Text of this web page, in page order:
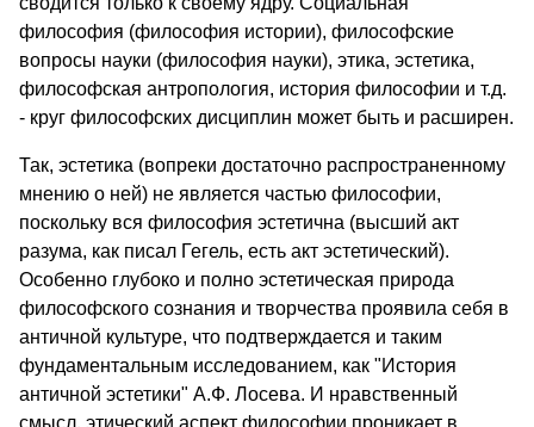
философия (философия истории), философские
вопросы науки (философия науки), этика, эстетика,
философская антропология, история философии и т.д.
- круг философских дисциплин может быть и расширен.
Так, эстетика (вопреки достаточно распространенному
мнению о ней) не является частью философии,
поскольку вся философия эстетична (высший акт
разума, как писал Гегель, есть акт эстетический).
Особенно глубоко и полно эстетическая природа
философского сознания и творчества проявила себя в
античной культуре, что подтверждается и таким
фундаментальным исследованием, как "История
античной эстетики" А.Ф. Лосева. И нравственный
смысл, этический аспект философии проникает в